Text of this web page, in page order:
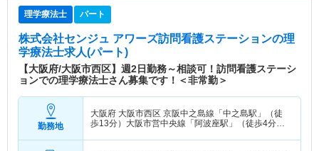
理学療法士 パート
株式会社センジュ アワーズ訪問看護ステーションの理
学療法士求人(パート)
【大阪府/大阪市西区】週2日勤務～相談可！訪問看護ステーシ
ョンでの理学療法士さん募集です！＜非常勤＞
勤務地
大阪府 大阪市西区 京阪中之島線「中之島駅」（徒
歩13分）大阪市営中央線「阿波座駅」（徒歩4分）